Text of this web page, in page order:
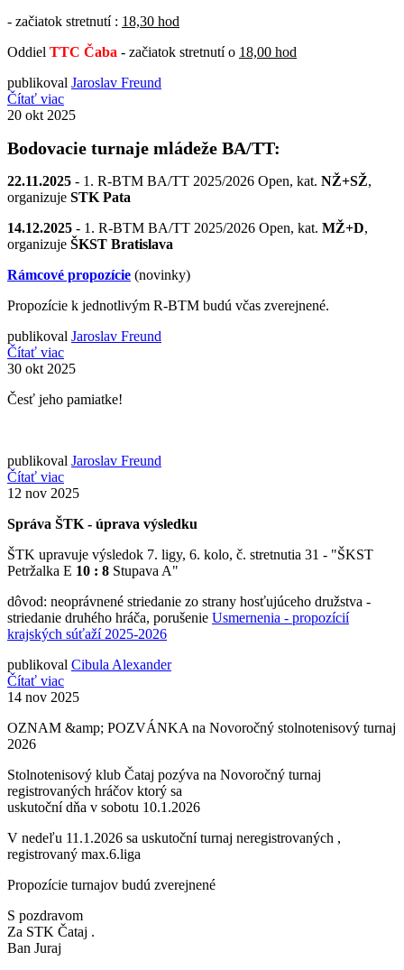
- začiatok stretnutí : 18,30 hod
Oddiel TTC Čaba - začiatok stretnutí o 18,00 hod
publikoval Jaroslav Freund
Čítať viac
20 okt 2025
Bodovacie turnaje mládeže BA/TT:
22.11.2025 - 1. R-BTM BA/TT 2025/2026 Open, kat. NŽ+SŽ,
organizuje STK Pata
14.12.2025 - 1. R-BTM BA/TT 2025/2026 Open, kat. MŽ+D,
organizuje ŠKST Bratislava
Rámcové propozície (novinky)
Propozície k jednotlivým R-BTM budú včas zverejnené.
publikoval Jaroslav Freund
Čítať viac
30 okt 2025
Česť jeho pamiatke!
publikoval Jaroslav Freund
Čítať viac
12 nov 2025
Správa ŠTK - úprava výsledku
ŠTK upravuje výsledok 7. ligy, 6. kolo, č. stretnutia 31 - "ŠKST
Petržalka E 10 : 8 Stupava A"
dôvod: neoprávnené striedanie zo strany hosťujúceho družstva -
striedanie druhého hráča, porušenie Usmernenia - propozícií
krajských súťaží 2025-2026
publikoval Cibula Alexander
Čítať viac
14 nov 2025
OZNAM &amp; POZVÁNKA na Novoročný stolnotenisový turnaj
2026
Stolnotenisový klub Čataj pozýva na Novoročný turnaj
registrovaných hráčov ktorý sa
uskutoční dňa v sobotu 10.1.2026
V nedeľu 11.1.2026 sa uskutoční turnaj neregistrovaných ,
registrovaný max.6.liga
Propozície turnajov budú zverejnené
S pozdravom
Za STK Čataj .
Ban Juraj